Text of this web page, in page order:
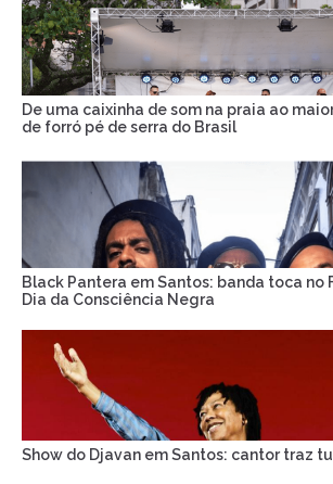
De uma caixinha de som na praia ao
de forró pé de serra do Brasil
Black Pantera em Santos: banda toca no
Dia da Consciência Negra
Show do Djavan em Santos: cantor traz